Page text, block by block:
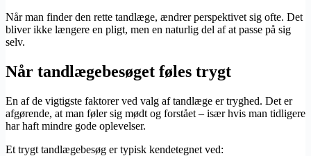
Når man finder den rette tandlæge, ændrer perspektivet sig ofte. Det
bliver ikke længere en pligt, men en naturlig del af at passe på sig
selv.
Når tandlægebesøget føles trygt
En af de vigtigste faktorer ved valg af tandlæge er tryghed. Det er
afgørende, at man føler sig mødt og forstået – især hvis man tidligere
har haft mindre gode oplevelser.
Et trygt tandlægebesøg er typisk kendetegnet ved: